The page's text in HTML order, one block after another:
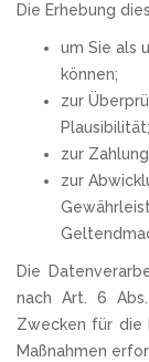
Die Erhebung
um Sie als
können;
zur
Plausibilität;
zur
zur
Die
nach Art. 6
Zwecken für die
Maßnahmen